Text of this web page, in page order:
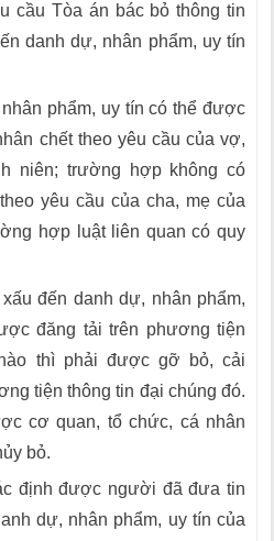
cầu Tòa án bác bỏ thông tin
danh dự, nhân phẩm, uy tín
phẩm, uy tín có thể được
chết theo yêu cầu của vợ,
niên; trường hợp không có
yêu cầu của cha, mẹ của
hợp luật liên quan có quy
đến danh dự, nhân phẩm,
đăng tải trên phương tiện
thì phải được gỡ bỏ, cải
tiện thông tin đại chúng đó.
cơ quan, tổ chức, cá nhân
bỏ.
định được người đã đưa tin
dự, nhân phẩm, uy tín của